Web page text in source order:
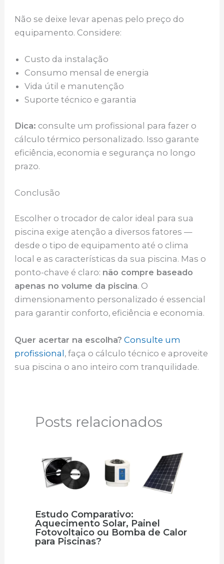
Não se deixe levar apenas pelo preço do
equipamento. Considere:
Custo da instalação
Consumo mensal de energia
Vida útil e manutenção
Suporte técnico e garantia
Dica: consulte um profissional para fazer o
cálculo térmico personalizado. Isso garante
eficiência, economia e segurança no longo
prazo.
Conclusão
Escolher o trocador de calor ideal para sua
piscina exige atenção a diversos fatores —
desde o tipo de equipamento até o clima
local e as características da sua piscina. Mas o
ponto-chave é claro: não compre baseado
apenas no volume da piscina. O
dimensionamento personalizado é essencial
para garantir conforto, eficiência e economia.
Quer acertar na escolha? Consulte um
profissional, faça o cálculo técnico e aproveite
sua piscina o ano inteiro com tranquilidade.
Posts relacionados
Estudo Comparativo:
Aquecimento Solar, Painel
Fotovoltaico ou Bomba de Calor
para Piscinas?